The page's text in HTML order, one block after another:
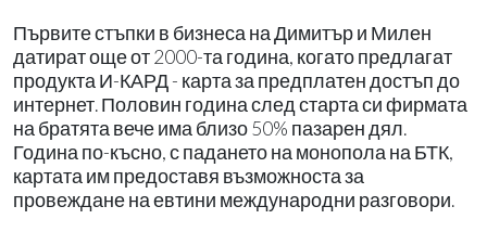
Първите стъпки в бизнеса на Димитър и Милен
датират още от 2000-та година, когато предлагат
продукта И-КАРД - карта за предплатен достъп до
интернет. Половин година след старта си фирмата
на братята вече има близо 50% пазарен дял.
Година по-късно, с падането на монопола на БТК,
картата им предоставя възможноста за
провеждане на евтини международни разговори.